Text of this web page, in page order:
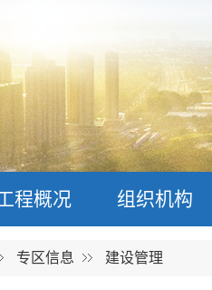
程概况 组织机构
专区信息 建设管理